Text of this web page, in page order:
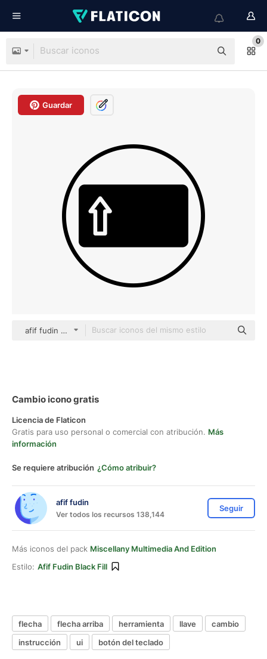
0
Guardar
afif fudin black fill
Cambio icono gratis
Licencia de Flaticon
Gratis para uso personal o comercial con atribución. Más
información
Se requiere atribución ¿Cómo atribuir?
afif fudin
Ver todos los recursos 138,144
Seguir
Más iconos del pack Miscellany Multimedia And Edition
Estilo: Afif Fudin Black Fill
flecha flecha arriba herramienta llave
cambio
instrucción
ui botón del teclado